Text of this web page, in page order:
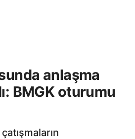
anlaşma
BMGK oturumu